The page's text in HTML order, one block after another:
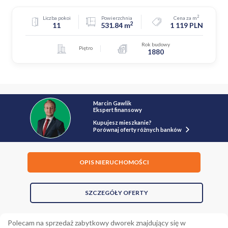
Liczba pokoi
11
Powierzchnia
531.84 m2
Cena za m2
1 119 PLN
Piętro
Rok budowy
1880
Marcin Gawlik
Ekspert finansowy
Kupujesz mieszkanie?
Porównaj oferty różnych banków
OPIS NIERUCHOMOŚCI
SZCZEGÓŁY OFERTY
Polecam na sprzedaż zabytkowy dworek znajdujący się w